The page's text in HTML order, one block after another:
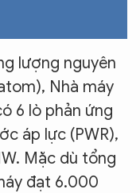
lượng nguyên
Nhà máy
6 lò phản ứng
áp lực (PWR),
Mặc dù tổng
đạt 6.000